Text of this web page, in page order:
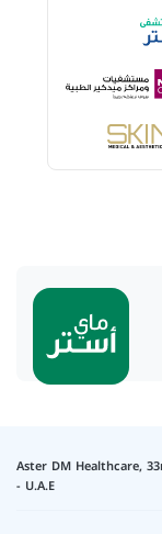
Aster DM Healthcare,
- U.A.E